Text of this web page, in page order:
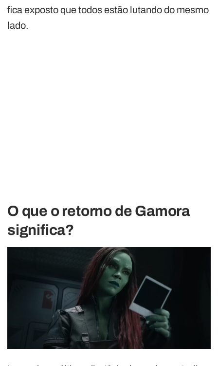
fica exposto que todos estão lutando do mesmo
lado.
O que o retorno de Gamora
significa?